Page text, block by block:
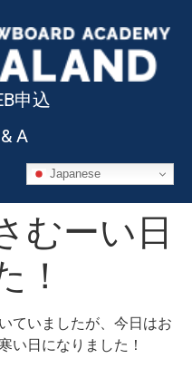
申込
A
Japanese
むーい日
！
ていましたが、今日はお
い日になりました！